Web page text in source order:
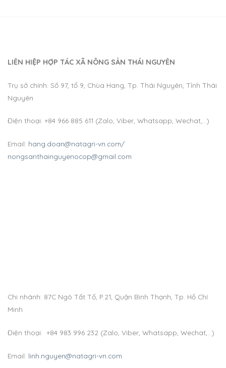
LIÊN HIỆP HỢP TÁC XÃ NÔNG SẢN THÁI NGUYÊN
Trụ sở chính: Số 97, tổ 9, Chùa Hang, Tp. Thái Nguyên, Tỉnh Thái
Nguyên
Điện thoại: +84 966 885 611 (Zalo, Viber, Whatsapp, Wechat,…)
Email: hang.doan@natagri-vn.com/
nongsanthainguyenocop@gmail.com
Chi nhánh: 87C Ngô Tất Tố, P.21, Quận Bình Thạnh, Tp. Hồ Chí
Minh
Điện thoại: +84 983 996 232 (Zalo, Viber, Whatsapp, Wechat,…)
Email: linh.nguyen@natagri-vn.com